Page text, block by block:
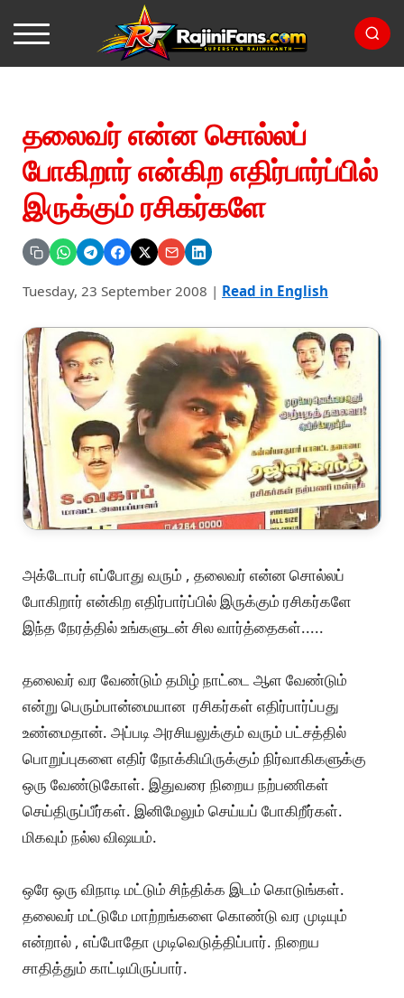
தலைவர் என்ன சொல்லப்
போகிறார் என்கிற எதிர்பார்ப்பில்
இருக்கும் ரசிகர்களே
Tuesday, 23 September 2008 | Read in English
அக்டோபர் எப்போது வரும் , தலைவர் என்ன சொல்லப்
போகிறார் என்கிற எதிர்பார்ப்பில் இருக்கும் ரசிகர்களே
இந்த நேரத்தில் உங்களுடன் சில வார்த்தைகள்.....
தலைவர் வர வேண்டும் தமிழ் நாட்டை ஆள வேண்டும்
என்று பெரும்பான்மையான ரசிகர்கள் எதிர்பார்ப்பது
உண்மைதான். அப்படி அரசியலுக்கும் வரும் பட்சத்தில்
பொறுப்புகளை எதிர் நோக்கியிருக்கும் நிர்வாகிகளுக்கு
ஒரு வேண்டுகோள். இதுவரை நிறைய நற்பணிகள்
செய்திருப்பீர்கள். இனிமேலும் செய்யப் போகிறீர்கள்.
மிகவும் நல்ல விஷயம்.
ஒரே ஒரு விநாடி மட்டும் சிந்திக்க இடம் கொடுங்கள்.
தலைவர் மட்டுமே மாற்றங்களை கொண்டு வர முடியும்
என்றால் , எப்போதோ முடிவெடுத்திப்பார். நிறைய
சாதித்தும் காட்டியிருப்பார்.